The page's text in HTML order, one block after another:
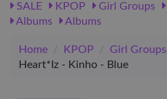
SALE
KPOP Girl Groups
Albums
Albums
Home / KPOP / Girl Groups
Heart*Iz - Kinho - Blue